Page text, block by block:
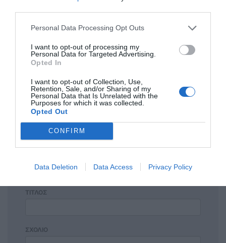
Personal Data Processing Opt Outs
I want to opt-out of processing my
Personal Data for Targeted Advertising.
Opted In
I want to opt-out of Collection, Use,
Retention, Sale, and/or Sharing of my
Personal Data that Is Unrelated with the
Purposes for which it was collected.
Opted Out
CONFIRM
Data Deletion Data Access Privacy Policy
Με επιτυχια το Νησιωτικο - κρητικο -
αλβανικο Γλεντι !χρηματα να μαζευοντε και
οποιος θελει ας ερθη και οπως θελουμε το
ονομαζουμε το γλεντι
Πρόσθεσε ένα σχόλιο
ΤΙΤΛΟΣ
ΣΧΟΛΙΟ